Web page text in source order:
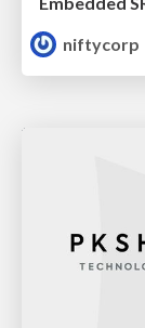
niftycorp